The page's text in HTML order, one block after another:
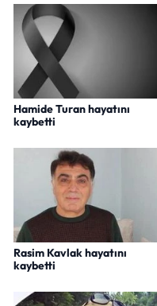
Hamide Turan hayatını
kaybetti
Rasim Kavlak hayatını
kaybetti